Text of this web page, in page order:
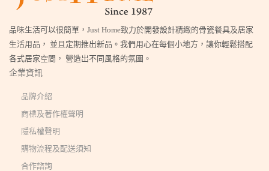
品味生活可以很簡單，Just Home致力於開發設計精緻的骨瓷餐具及居家
生活用品， 並且定期推出新品。我們用心在每個小地方，讓你輕鬆搭配
各式居家空間， 營造出不同風格的氛圍。
企業資訊
品牌介紹
商標及著作權聲明
隱私權聲明
購物流程及配送須知
合作諮詢